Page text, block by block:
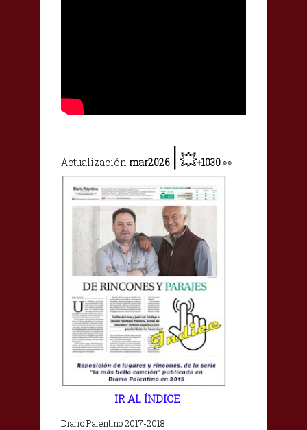
Actualización mar2026 |💥+1030👀
IR AL ÍNDICE
Diario Palentino 2017-2018